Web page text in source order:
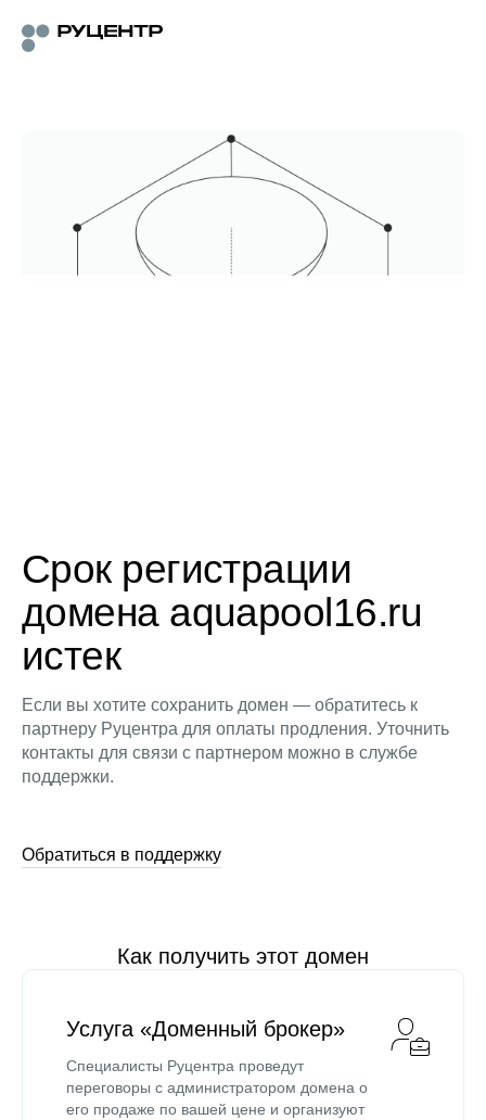
Срок регистрации
домена aquapool16.ru
истек
Если вы хотите сохранить домен — обратитесь к
партнеру Руцентра для оплаты продления. Уточнить
контакты для связи с партнером можно в службе
поддержки.
Обратиться в поддержку
Как получить этот домен
Услуга «Доменный брокер»
Специалисты Руцентра проведут
переговоры с администратором домена о
его продаже по вашей цене и организуют